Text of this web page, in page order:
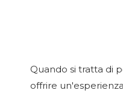
Quando si tratta di
offrire